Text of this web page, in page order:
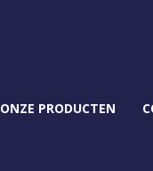
ONZE PRODUCTEN